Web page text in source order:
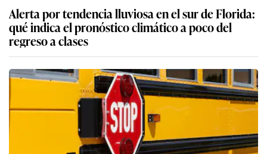
Alerta por tendencia lluviosa en el sur de Florida:
qué indica el pronóstico climático a poco del
regreso a clases